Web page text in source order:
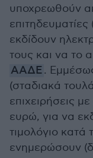
υποχρεωθούν
εκδίδουν
τους και να το
ΑΑΔΕ.
(σταδιακά
επιχειρήσεις
ευρώ, για να
τιμολόγιο κατά
ενημερώσουν